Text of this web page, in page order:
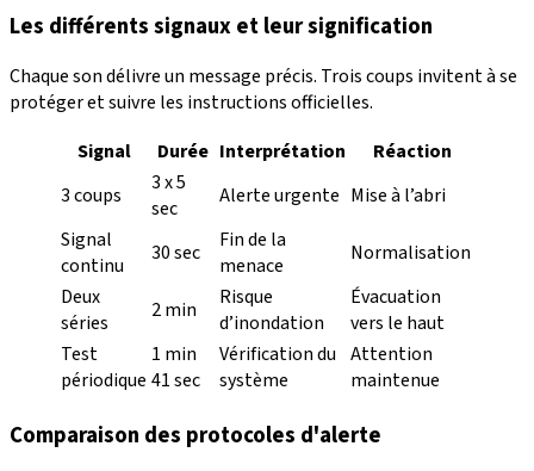
Les différents signaux et leur signification
Chaque son délivre un message précis. Trois coups invitent à se
protéger et suivre les instructions officielles.
Signal
Durée Interprétation
Réaction
3 coups
3 x 5
sec
Alerte urgente Mise à l’abri
Signal
continu
30 sec
Fin de la
menace
Normalisation
Deux
séries
2 min
Risque
d’inondation
Évacuation
vers le haut
Test
périodique
1 min
41 sec
Vérification du
système
Attention
maintenue
Comparaison des protocoles d'alerte